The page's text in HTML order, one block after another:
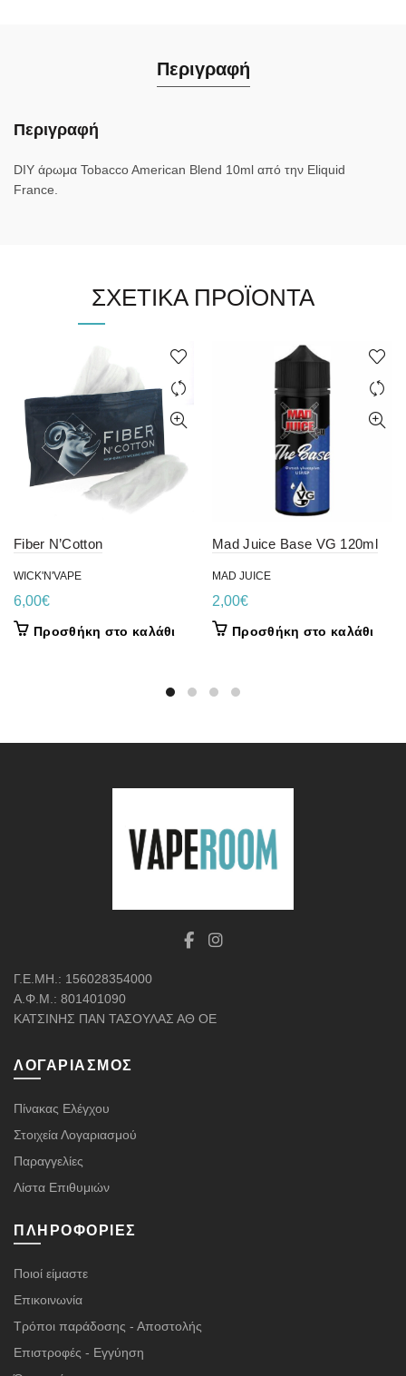
Περιγραφή
Περιγραφή
DIY άρωμα Tobacco American Blend 10ml από την Eliquid
France.
ΣΧΕΤΙΚΆ ΠΡΟΪΌΝΤΑ
Fiber N’Cotton
WICK'N'VAPE
6,00€
Προσθήκη στο καλάθι
Mad Juice Base VG 120ml
MAD JUICE
2,00€
Προσθήκη στο καλάθι
Γ.Ε.ΜΗ.: 156028354000
Α.Φ.Μ.: 801401090
ΚΑΤΣΙΝΗΣ ΠΑΝ ΤΑΣΟΥΛΑΣ ΑΘ ΟΕ
ΛΟΓΑΡΙΑΣΜΌΣ
Πίνακας Ελέγχου
Στοιχεία Λογαριασμού
Παραγγελίες
Λίστα Επιθυμιών
ΠΛΗΡΟΦΟΡΊΕΣ
Ποιοί είμαστε
Επικοινωνία
Τρόποι παράδοσης - Αποστολής
Επιστροφές - Εγγύηση